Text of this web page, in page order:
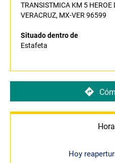
TRANSISTMICA KM 5 HEROE
VERACRUZ, MX-VER 96599
Situado dentro de
Estafeta
Hoy